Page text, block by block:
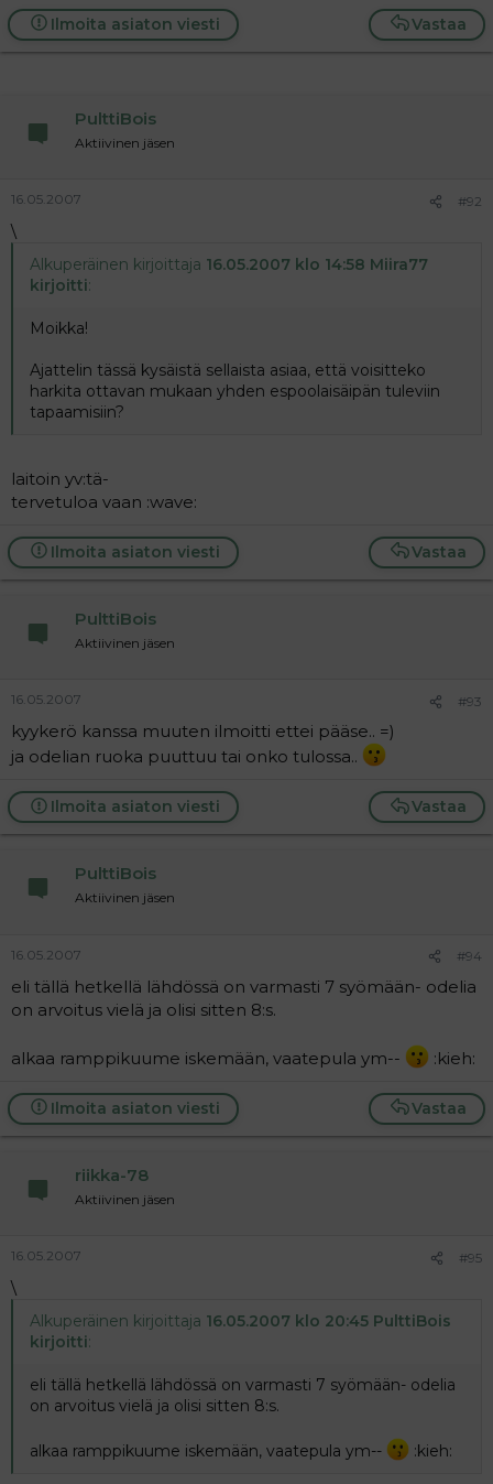
tietysti olis joskus kiva päästä bilettämäänkin /
viettämään ns. tyttöjeniltaa
Olis mukava viettää aikaa jossain muuallakin kuin vain
oman pihan hiekkalaatikolla.
huumorintajuinen blondi espoosta.
Vastaa
Ilmoita asiaton viesti
PulttiBois
Aktiivinen jäsen
16.05.2007 #92
\
Alkuperäinen kirjoittaja 16.05.2007 klo 14:58 Miira77
kirjoitti:
Moikka!
Ajattelin tässä kysäistä sellaista asiaa, että voisitteko
harkita ottavan mukaan yhden espoolaisäipän tuleviin
tapaamisiin?
laitoin yv:tä-
tervetuloa vaan :wave:
Vastaa
Ilmoita asiaton viesti
PulttiBois
Aktiivinen jäsen
16.05.2007 #93
kyykerö kanssa muuten ilmoitti ettei pääse.. =)
ja odelian ruoka puuttuu tai onko tulossa..
Vastaa
Ilmoita asiaton viesti
PulttiBois
Aktiivinen jäsen
16.05.2007 #94
eli tällä hetkellä lähdössä on varmasti 7 syömään- odelia
on arvoitus vielä ja olisi sitten 8:s.
alkaa ramppikuume iskemään, vaatepula ym-- :kieh:
Vastaa
Ilmoita asiaton viesti
riikka-78
Aktiivinen jäsen
16.05.2007 #95
\
Alkuperäinen kirjoittaja 16.05.2007 klo 20:45 PulttiBois
kirjoitti:
eli tällä hetkellä lähdössä on varmasti 7 syömään- odelia
on arvoitus vielä ja olisi sitten 8:s.
alkaa ramppikuume iskemään, vaatepula ym-- :kieh: